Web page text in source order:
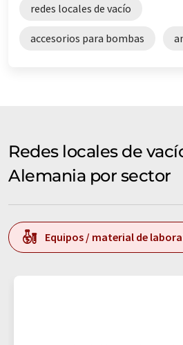
redes locales de vacío
accesorios para bombas
Redes locales de
Alemania por sector
Equipos / material de